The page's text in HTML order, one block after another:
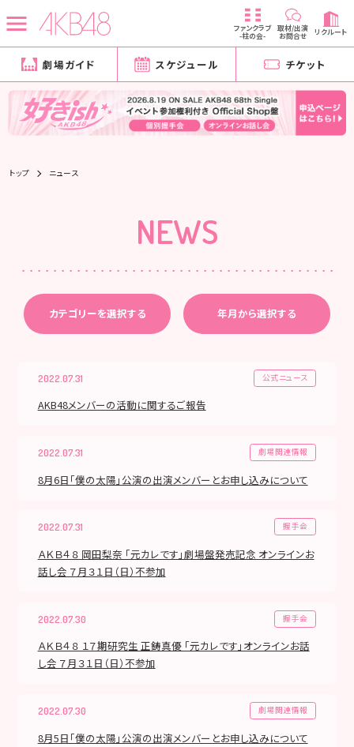
ファンクラブ
-柱の会-
取材/出演
お問合せ リクルート
劇場ガイド スケジュール チケット
トップ ニュース
NEWS
カテゴリーを選択する 年月から選択する
2022.07.31 公式ニュース
AKB48メンバーの活動に関するご報告
2022.07.31 劇場関連情報
8月6日「僕の太陽」公演の出演メンバーとお申し込みについて
2022.07.31 握手会
ＡＫＢ４８ 岡田梨奈 「元カレです」劇場盤発売記念 オンラインお
話し会 ７月３１日（日）不参加
2022.07.30 握手会
ＡＫＢ４８ １７期研究生 正鋳真優 「元カレです」オンラインお話
し会 ７月３１日（日）不参加
2022.07.30 劇場関連情報
8月5日「僕の太陽」公演の出演メンバーとお申し込みについて